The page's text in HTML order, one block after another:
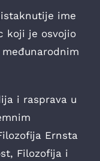
ime
koji je osvojio
i rasprava u
Ernsta
Filozofija i